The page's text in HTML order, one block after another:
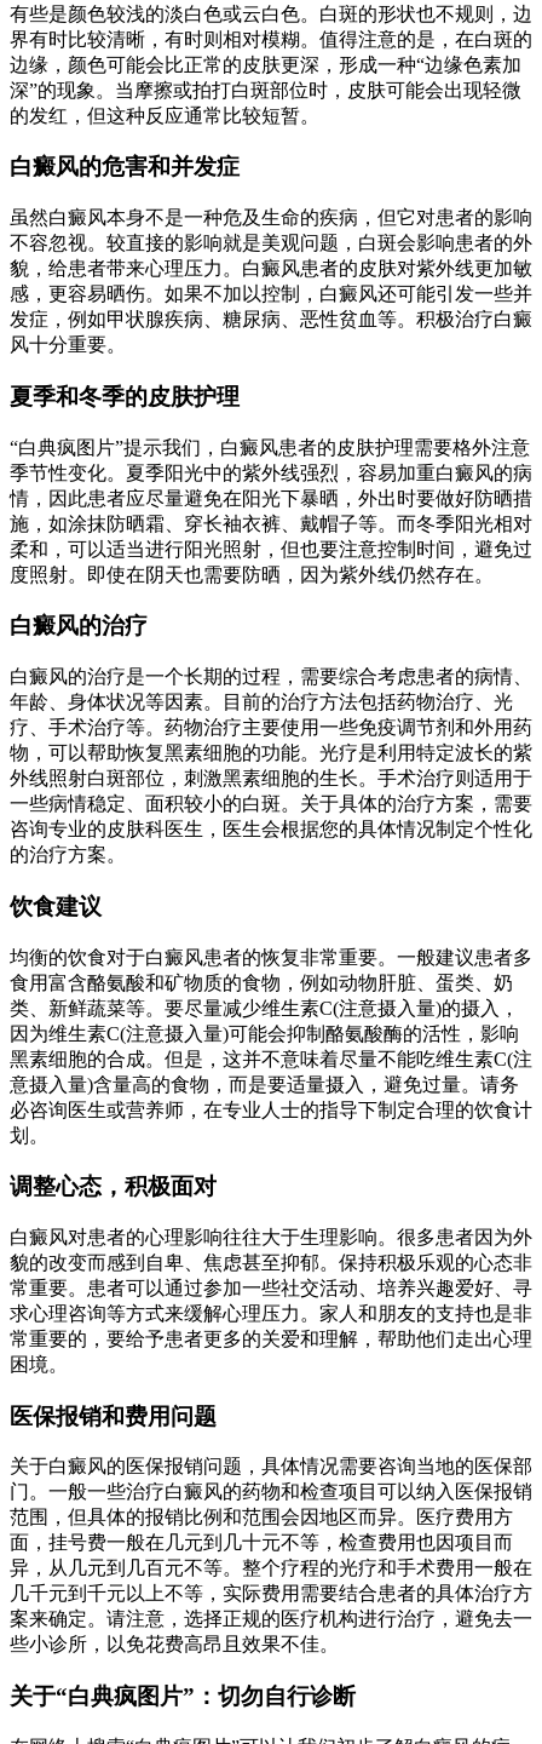
有些是颜色较浅的淡白色或云白色。白斑的形状也不规则，边
界有时比较清晰，有时则相对模糊。值得注意的是，在白斑的
边缘，颜色可能会比正常的皮肤更深，形成一种“边缘色素加
深”的现象。当摩擦或拍打白斑部位时，皮肤可能会出现轻微
的发红，但这种反应通常比较短暂。
白癜风的危害和并发症
虽然白癜风本身不是一种危及生命的疾病，但它对患者的影响
不容忽视。较直接的影响就是美观问题，白斑会影响患者的外
貌，给患者带来心理压力。白癜风患者的皮肤对紫外线更加敏
感，更容易晒伤。如果不加以控制，白癜风还可能引发一些并
发症，例如甲状腺疾病、糖尿病、恶性贫血等。积极治疗白癜
风十分重要。
夏季和冬季的皮肤护理
“白典疯图片”提示我们，白癜风患者的皮肤护理需要格外注意
季节性变化。夏季阳光中的紫外线强烈，容易加重白癜风的病
情，因此患者应尽量避免在阳光下暴晒，外出时要做好防晒措
施，如涂抹防晒霜、穿长袖衣裤、戴帽子等。而冬季阳光相对
柔和，可以适当进行阳光照射，但也要注意控制时间，避免过
度照射。即使在阴天也需要防晒，因为紫外线仍然存在。
白癜风的治疗
白癜风的治疗是一个长期的过程，需要综合考虑患者的病情、
年龄、身体状况等因素。目前的治疗方法包括药物治疗、光
疗、手术治疗等。药物治疗主要使用一些免疫调节剂和外用药
物，可以帮助恢复黑素细胞的功能。光疗是利用特定波长的紫
外线照射白斑部位，刺激黑素细胞的生长。手术治疗则适用于
一些病情稳定、面积较小的白斑。关于具体的治疗方案，需要
咨询专业的皮肤科医生，医生会根据您的具体情况制定个性化
的治疗方案。
饮食建议
均衡的饮食对于白癜风患者的恢复非常重要。一般建议患者多
食用富含酪氨酸和矿物质的食物，例如动物肝脏、蛋类、奶
类、新鲜蔬菜等。要尽量减少维生素C(注意摄入量)的摄入，
因为维生素C(注意摄入量)可能会抑制酪氨酸酶的活性，影响
黑素细胞的合成。但是，这并不意味着尽量不能吃维生素C(注
意摄入量)含量高的食物，而是要适量摄入，避免过量。请务
必咨询医生或营养师，在专业人士的指导下制定合理的饮食计
划。
调整心态，积极面对
白癜风对患者的心理影响往往大于生理影响。很多患者因为外
貌的改变而感到自卑、焦虑甚至抑郁。保持积极乐观的心态非
常重要。患者可以通过参加一些社交活动、培养兴趣爱好、寻
求心理咨询等方式来缓解心理压力。家人和朋友的支持也是非
常重要的，要给予患者更多的关爱和理解，帮助他们走出心理
困境。
医保报销和费用问题
关于白癜风的医保报销问题，具体情况需要咨询当地的医保部
门。一般一些治疗白癜风的药物和检查项目可以纳入医保报销
范围，但具体的报销比例和范围会因地区而异。医疗费用方
面，挂号费一般在几元到几十元不等，检查费用也因项目而
异，从几元到几百元不等。整个疗程的光疗和手术费用一般在
几千元到千元以上不等，实际费用需要结合患者的具体治疗方
案来确定。请注意，选择正规的医疗机构进行治疗，避免去一
些小诊所，以免花费高昂且效果不佳。
关于“白典疯图片”：切勿自行诊断